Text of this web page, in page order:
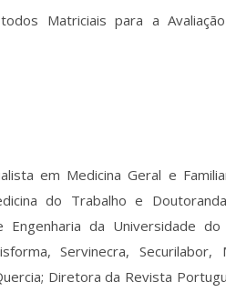
Matriciais para a
em Medicina Geral e
do Trabalho e
Engenharia da Universidade
Servinecra, Securilabor,
Diretora da Revista